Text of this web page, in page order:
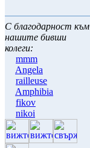
С благодарност към
нашите бивши
колеги:
mmm
Angela
railleuse
Amphibia
fikov
nikoi